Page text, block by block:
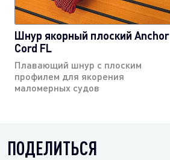
Шнур якорный плоский Anchor
Cord FL
Плавающий шнур с плоским
профилем для якорения
маломерных судов
ПОДЕЛИТЬСЯ